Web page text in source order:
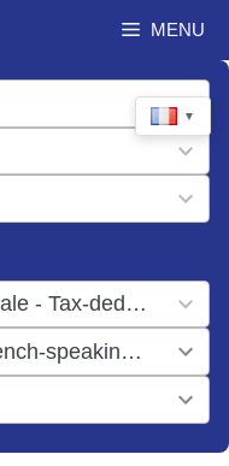
MENU
▼
Missions avec réduction fiscale - Tax-deductible missions
Missions francophones - French-speaking missions